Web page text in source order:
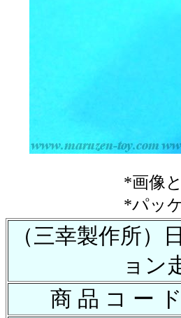
*画像
*パッ
（三幸製作所）
ョン
商 品 コ ー ド